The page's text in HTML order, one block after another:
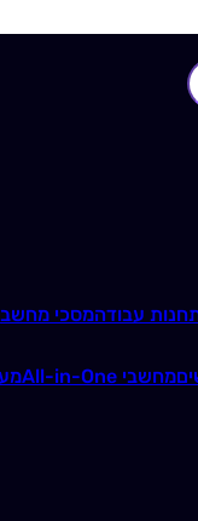
עבודהמסכי מחשב
מחשבי All-in-One